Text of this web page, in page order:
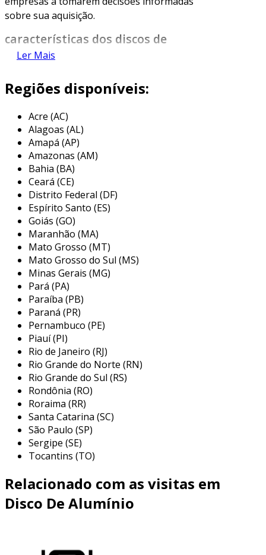
sobre sua aquisição.
características dos discos de
alumínio
características que os tornam uma excelente
leveza:o alumínio é um material leve,
facilitando o manuseio e transporte.
resistência à corrosão:
naturalmente resistente à corrosão,
prolongando a vida útil do produto.
excelente condutividade térmica:
para aplicações que exigem dissipação de
calor.
facilidade de fabricação:
cortado, moldado e trabalhado com
facilidade, adaptando-se a diversas
necessidades.
reciclabilidade:o alumínio é 100%
reciclável, contribuindo para uma
economia circular.
essas características fazem dos discos de
alumínio uma escolha assertiva para setores
como automobilístico, construção e eletrônica.
benefícios da utilização
além das características mencionadas, a
utilização de discos de alumínio traz diversos
benefícios. entre os principais, destacam-se:
durabilidade:a resistência do alumínio
custo-efetividade:
Ler Mais
Regiões disponíveis:
Acre (AC)
Alagoas (AL)
Amapá (AP)
Amazonas (AM)
Bahia (BA)
Ceará (CE)
Distrito Federal (DF)
Espírito Santo (ES)
Goiás (GO)
Maranhão (MA)
Mato Grosso (MT)
Mato Grosso do Sul (MS)
Minas Gerais (MG)
Pará (PA)
Paraíba (PB)
Paraná (PR)
Pernambuco (PE)
Piauí (PI)
Rio de Janeiro (RJ)
Rio Grande do Norte (RN)
Rio Grande do Sul (RS)
Rondônia (RO)
Roraima (RR)
Santa Catarina (SC)
São Paulo (SP)
Sergipe (SE)
Tocantins (TO)
Relacionado com as visitas em
Disco De Alumínio